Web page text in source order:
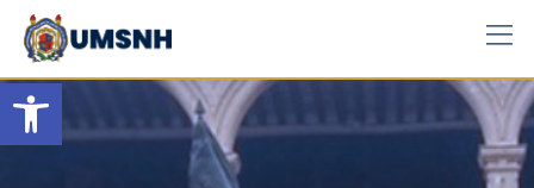
Open toolbar
Skip
content